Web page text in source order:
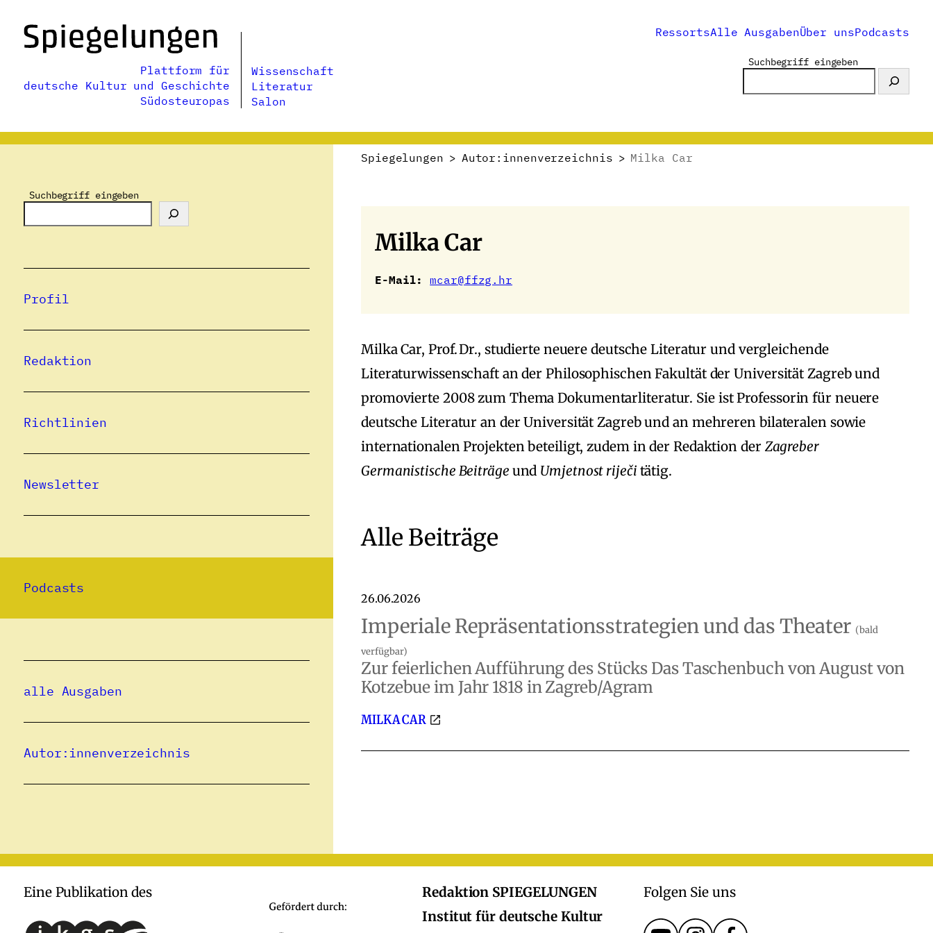
Inhalt
springen
Plattform für
deutsche Kultur und Geschichte
Südosteuropas
Wissenschaft
Literatur
Salon
RessortsAlle AusgabenÜber unsPodcasts
Suchbegriff eingeben
Suchbegriff eingeben
Profil
Redaktion
Richtlinien
Newsletter
Podcasts
alle Ausgaben
Autor:innenverzeichnis
Spiegelungen > Autor:innenverzeichnis > Milka Car
Milka Car
E-Mail: mcar@ffzg.hr
Milka Car, Prof. Dr., studierte neuere deutsche Literatur und vergleichende
Literaturwissenschaft an der Philosophischen Fakultät der Universität Zagreb und
promovierte 2008 zum Thema Dokumentarliteratur. Sie ist Professorin für neuere
deutsche Literatur an der Universität Zagreb und an mehreren bilateralen sowie
internationalen Projekten beteiligt, zudem in der Redaktion der Zagreber
Germanistische Beiträge und Umjetnost riječi tätig.
Alle Beiträge
26.06.2026
Imperiale Repräsentationsstrategien und das Theater (bald
verfügbar)
Zur feierlichen Aufführung des Stücks Das Taschenbuch von August von
Kotzebue im Jahr 1818 in Zagreb/Agram
MILKA CAR
Eine Publikation des
Redaktion SPIEGELUNGEN
Institut für deutsche Kultur
Folgen Sie uns